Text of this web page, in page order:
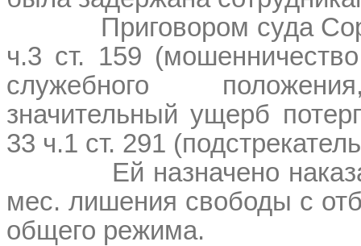
Приговором суда
ч.3 ст. 159
служебного
значительный ущерб
33 ч.1 ст. 291
Ей назначено
мес. лишения свободы с
общего режима.